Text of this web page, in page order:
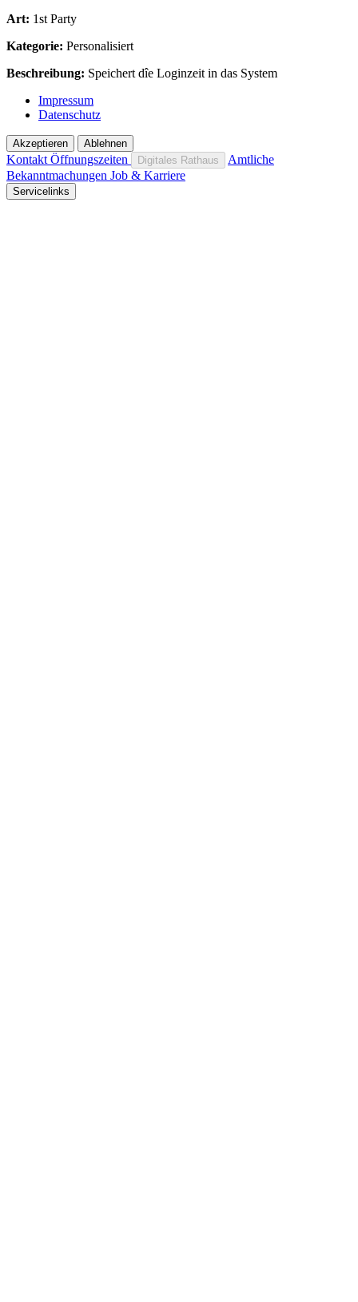
Art: 1st Party
Kategorie: Personalisiert
Beschreibung: Speichert dîe Loginzeit in das System
Impressum
Datenschutz
Akzeptieren Ablehnen
Kontakt Öffnungszeiten Digitales Rathaus
Amtliche
Bekanntmachungen Job & Karriere
Servicelinks